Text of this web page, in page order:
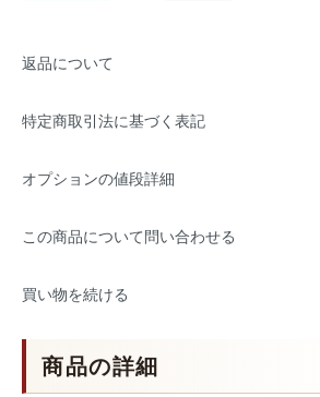
返品について
特定商取引法に基づく表記
オプションの値段詳細
この商品について問い合わせる
買い物を続ける
商品の詳細